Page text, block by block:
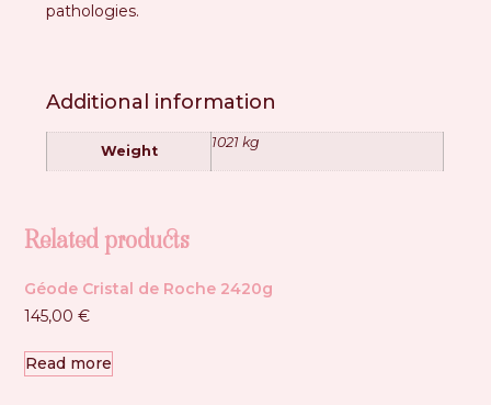
pathologies.
Additional information
Weight
1021 kg
Related products
Géode Cristal de Roche 2420g
145,00€
Read more